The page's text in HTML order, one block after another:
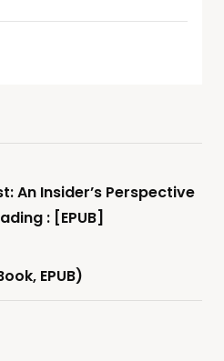
An Insider’s Perspective
: [EPUB]
EPUB)